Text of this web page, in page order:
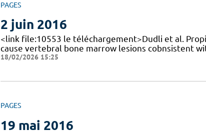
PAGES
2 juin 2016
<link file:10553 le téléchargement>Dudli et al.
cause vertebral bone marrow lesions cobnsistent
18/02/2026 15:25
PAGES
19 mai 2016